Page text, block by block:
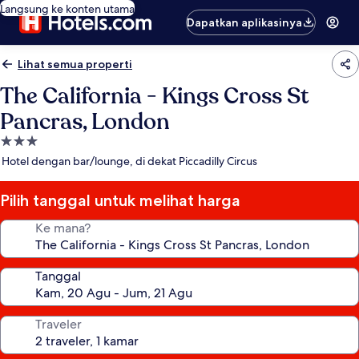
Langsung ke konten utama
Dapatkan aplikasinya
Lihat semua properti
The California - Kings Cross St
Pancras, London
Properti
bintang
Hotel dengan bar/lounge, di dekat Piccadilly Circus
Pilih tanggal untuk melihat harga
Ke mana?
Tanggal
Traveler